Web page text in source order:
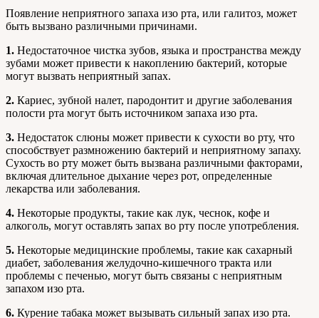
Появление неприятного запаха изо рта, или галитоз, может
быть вызвано различными причинами.
1. Недостаточное чистка зубов, языка и пространства между
зубами может привести к накоплению бактерий, которые
могут вызвать неприятный запах.
2. Кариес, зубной налет, пародонтит и другие заболевания
полости рта могут быть источником запаха изо рта.
3. Недостаток слюны может привести к сухости во рту, что
способствует размножению бактерий и неприятному запаху.
Сухость во рту может быть вызвана различными факторами,
включая длительное дыхание через рот, определенные
лекарства или заболевания.
4. Некоторые продукты, такие как лук, чеснок, кофе и
алкоголь, могут оставлять запах во рту после употребления.
5. Некоторые медицинские проблемы, такие как сахарный
диабет, заболевания желудочно-кишечного тракта или
проблемы с печенью, могут быть связаны с неприятным
запахом изо рта.
6. Курение табака может вызывать сильный запах изо рта.